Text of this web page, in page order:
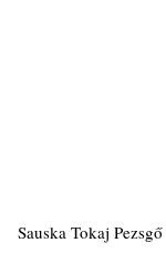
Sauska Tokaj